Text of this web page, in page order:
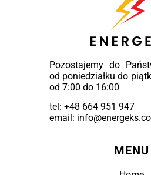
Pozostajemy do
od poniedziałku do
od 7:00 do 16:00
tel: +48 664 951 947
email:
MENU